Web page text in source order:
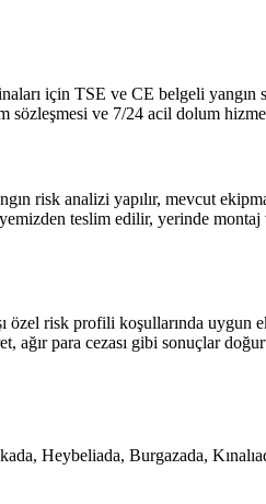
için TSE ve CE belgeli
sözleşmesi ve 7/24 acil dolum
risk analizi yapılır, mevcut
teslim edilir, yerinde montaj
özel risk profili koşullarında
ağır para cezası gibi sonuçlar
Heybeliada, Burgazada,